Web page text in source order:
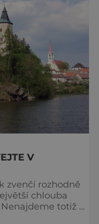
V
zvenčí rozhodně
chlouba
totiž v